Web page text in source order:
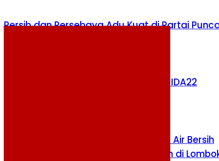
Persib dan Persebaya Adu Kuat di Partai
Bank Dunia Tunjuk Sri Mulyani Pimpin IDA22
Kementerian PU Salurkan 12.000 Liter Air Bersih
untuk Warga Terdampak Kekeringan di